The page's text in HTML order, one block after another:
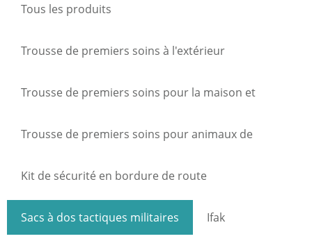
Tous les produits
Trousse de premiers soins à l'extérieur
Trousse de premiers soins pour la maison et
l'industrie
Trousse de premiers soins pour animaux de
compagnie
Kit de sécurité en bordure de route
Sacs à dos tactiques militaires Ifak